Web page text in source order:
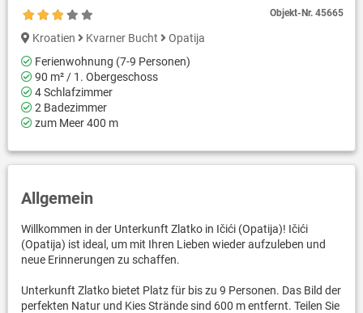
Objekt-Nr.45665
Kroatien Kvarner Bucht
Opatija
Ferienwohnung (7-9 Personen)
90 m² / 1. Obergeschoss
4 Schlafzimmer
2 Badezimmer
zum Meer 400 m
Allgemein
Willkommen in der Unterkunft Zlatko in Ičići (Opatija)! Ičići
(Opatija) ist ideal, um mit Ihren Lieben wieder aufzuleben und
neue Erinnerungen zu schaffen.
Unterkunft Zlatko bietet Platz für bis zu 9 Personen. Das Bild der
perfekten Natur und Kies Strände sind 600 m entfernt. Teilen Sie